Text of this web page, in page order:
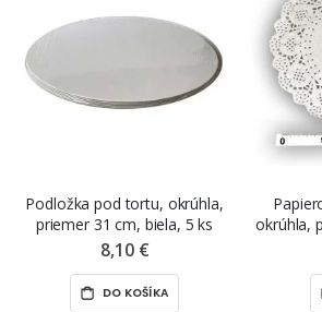
Podložka pod tortu, okrúhla,
priemer 31 cm, biela, 5 ks
8,10 €
DO KOŠÍKA
okrúhla,